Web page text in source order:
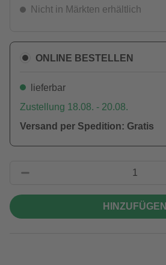
Nicht in Märkten erhältlich
ONLINE BESTELLEN
lieferbar
Zustellung 18.08. - 20.08.
Versand per Spedition: Gratis
HINZUFÜGEN